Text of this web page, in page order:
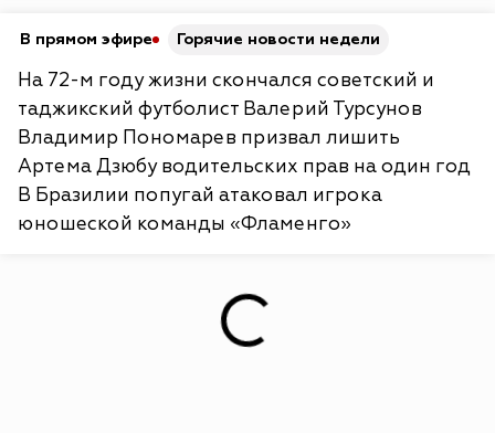
В прямом эфире Горячие новости недели
На 72-м году жизни скончался советский и
таджикский футболист Валерий Турсунов
Владимир Пономарев призвал лишить
Артема Дзюбу водительских прав на один год
В Бразилии попугай атаковал игрока
юношеской команды «Фламенго»